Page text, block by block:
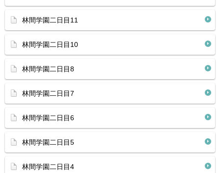
林間学園二日目11
林間学園二日目10
林間学園二日目8
林間学園二日目7
林間学園二日目6
林間学園二日目5
林間学園二日目4